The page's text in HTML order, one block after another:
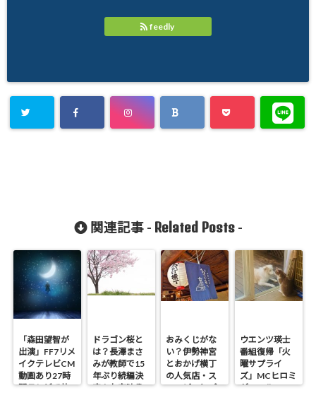
feedly
関連記事 - Related Posts-
「森田望智が
出演」FF7リメ
イクテレビCM
動画あり27時
間テレビで放
ドラゴン桜と
は？長澤まさ
みが教師で15
年ぶり続編決
定！お宝映像
おみくじがな
い？伊勢神宮
とおかげ横丁
の人気店・ス
ヌーピーとプ
ウエンツ瑛士
番組復帰「火
曜サプライ
ズ」MCヒロミ
がエール